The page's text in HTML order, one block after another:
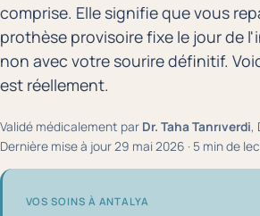
comprise. Elle signifie que vous
prothèse provisoire fixe le jour de
non avec votre sourire définitif.
est réellement.
Validé médicalement par Dr. Taha Tanrıverdi,
Dernière mise à jour 29 mai 2026 · 5 min de
VOS SOINS À ANTALYA